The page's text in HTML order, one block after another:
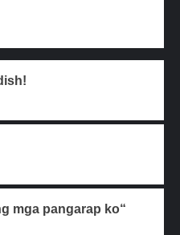
mga pangarap ko“